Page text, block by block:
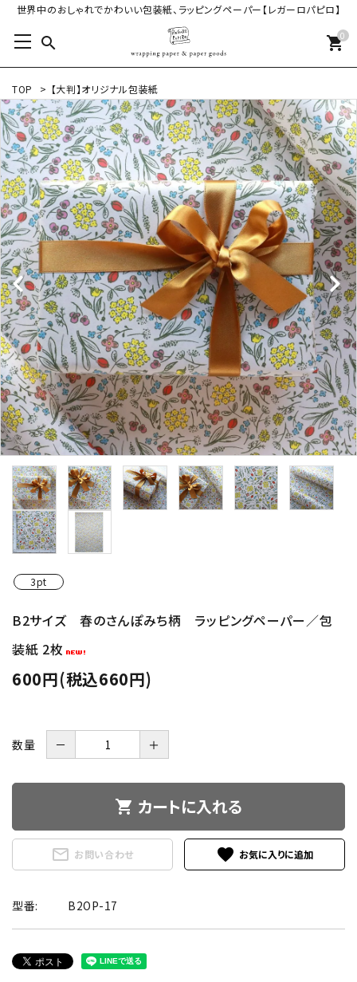
世界中のおしゃれでかわいい包装紙、ラッピングペーパー【レガーロパピロ】
search 0
shopping_cart
TOP > 【大判】オリジナル包装紙
3pt
B2サイズ 春のさんぽみち柄 ラッピングペーパー／包
装紙 2枚
600円(税込660円)
数量 － ＋
shopping_cart カートに入れる
mail_outline お問い合わせ favorite
型番: B2OP-17